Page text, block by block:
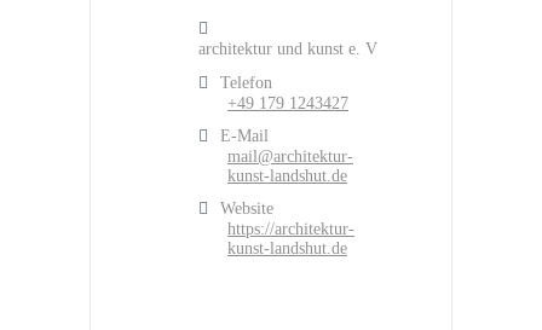
architektur und kunst e. V
Telefon
+49 179 1243427
E-Mail
mail@architektur-
kunst-landshut.de
Website
https://architektur-
kunst-landshut.de